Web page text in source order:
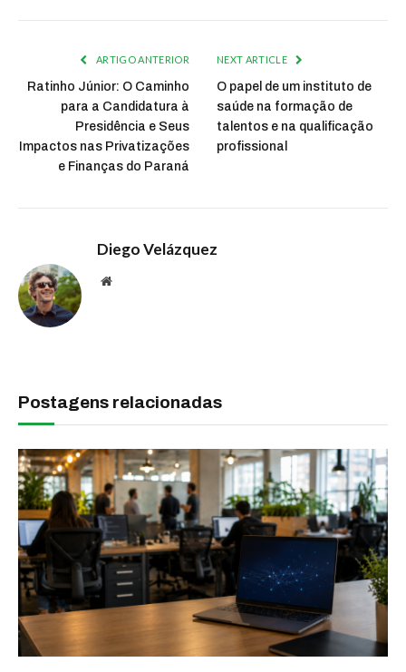
ARTIGO ANTERIOR
Ratinho Júnior: O Caminho
para a Candidatura à
Presidência e Seus
Impactos nas Privatizações
e Finanças do Paraná
NEXT ARTICLE
O papel de um instituto de
saúde na formação de
talentos e na qualificação
profissional
Diego Velázquez
Website
Postagens relacionadas